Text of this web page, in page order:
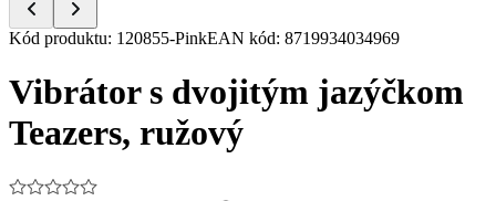
Item
of
11
Kód produktu: 120855-PinkEAN kód: 8719934034969
Vibrátor s dvojitým jazýčkom
Teazers, ružový